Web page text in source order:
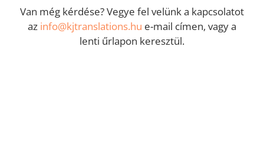
Van még kérdése? Vegye fel velünk a kapcsolatot
az info@kjtranslations.hu e-mail címen, vagy a
lenti űrlapon keresztül.